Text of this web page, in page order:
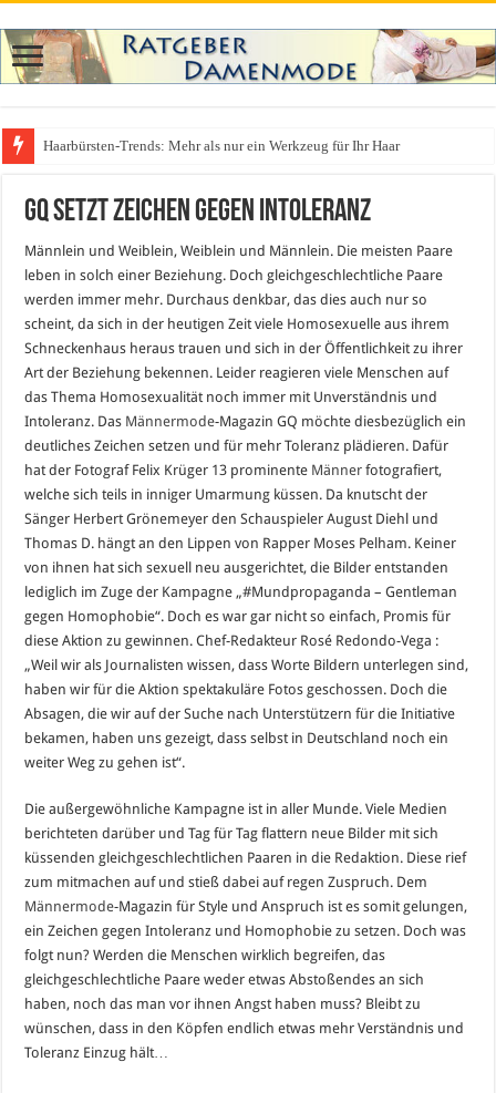
Haarbürsten-Trends: Mehr als nur ein Werkzeug für Ihr Haar
GQ setzt Zeichen gegen Intoleranz
Männlein und Weiblein, Weiblein und Männlein. Die meisten Paare
leben in solch einer Beziehung. Doch gleichgeschlechtliche Paare
werden immer mehr. Durchaus denkbar, das dies auch nur so
scheint, da sich in der heutigen Zeit viele Homosexuelle aus ihrem
Schneckenhaus heraus trauen und sich in der Öffentlichkeit zu ihrer
Art der Beziehung bekennen. Leider reagieren viele Menschen auf
das Thema Homosexualität noch immer mit Unverständnis und
Intoleranz. Das Männermode-Magazin GQ möchte diesbezüglich ein
deutliches Zeichen setzen und für mehr Toleranz plädieren. Dafür
hat der Fotograf Felix Krüger 13 prominente Männer fotografiert,
welche sich teils in inniger Umarmung küssen. Da knutscht der
Sänger Herbert Grönemeyer den Schauspieler August Diehl und
Thomas D. hängt an den Lippen von Rapper Moses Pelham. Keiner
von ihnen hat sich sexuell neu ausgerichtet, die Bilder entstanden
lediglich im Zuge der Kampagne „#Mundpropaganda – Gentleman
gegen Homophobie“. Doch es war gar nicht so einfach, Promis für
diese Aktion zu gewinnen. Chef-Redakteur Rosé Redondo-Vega :
„Weil wir als Journalisten wissen, dass Worte Bildern unterlegen sind,
haben wir für die Aktion spektakuläre Fotos geschossen. Doch die
Absagen, die wir auf der Suche nach Unterstützern für die Initiative
bekamen, haben uns gezeigt, dass selbst in Deutschland noch ein
weiter Weg zu gehen ist“.
Die außergewöhnliche Kampagne ist in aller Munde. Viele Medien
berichteten darüber und Tag für Tag flattern neue Bilder mit sich
küssenden gleichgeschlechtlichen Paaren in die Redaktion. Diese rief
zum mitmachen auf und stieß dabei auf regen Zuspruch. Dem
Männermode-Magazin für Style und Anspruch ist es somit gelungen,
ein Zeichen gegen Intoleranz und Homophobie zu setzen. Doch was
folgt nun? Werden die Menschen wirklich begreifen, das
gleichgeschlechtliche Paare weder etwas Abstoßendes an sich
haben, noch das man vor ihnen Angst haben muss? Bleibt zu
wünschen, dass in den Köpfen endlich etwas mehr Verständnis und
Toleranz Einzug hält…